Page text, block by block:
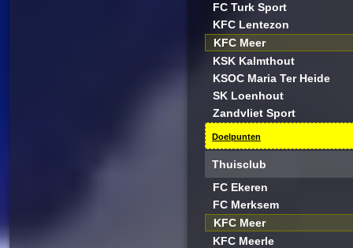
FC Turk Sport
KFC Lentezon
KFC Meer
KSK Kalmthout
KSOC Maria Ter Heide
SK Loenhout
Zandvliet Sport
Doelpunten
Thuisclub
FC Ekeren
FC Merksem
KFC Meer
KFC Meerle